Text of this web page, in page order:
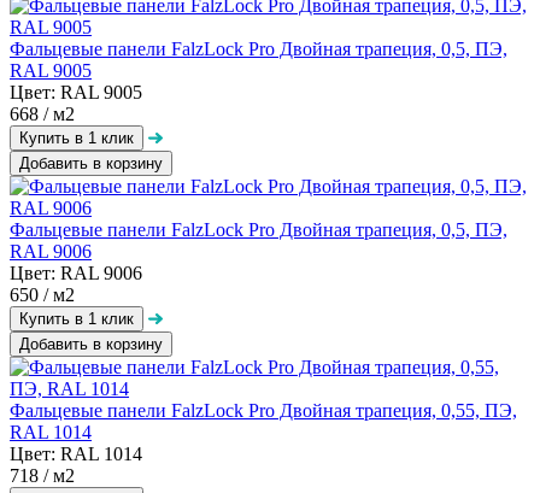
Фальцевые панели FalzLock Pro Двойная трапеция, 0,5, ПЭ,
RAL 9005
Цвет: RAL 9005
668 / м2
Добавить в корзину
Фальцевые панели FalzLock Pro Двойная трапеция, 0,5, ПЭ,
RAL 9006
Цвет: RAL 9006
650 / м2
Добавить в корзину
Фальцевые панели FalzLock Pro Двойная трапеция, 0,55, ПЭ,
RAL 1014
Цвет: RAL 1014
718 / м2